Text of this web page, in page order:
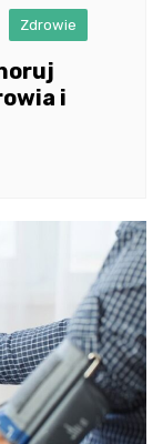
Zdrowie
i